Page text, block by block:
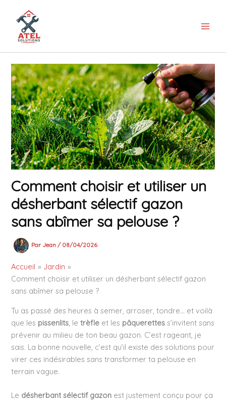
contenu
Comment choisir et utiliser un
désherbant sélectif gazon
sans abîmer sa pelouse ?
Par Jean/ 08/04/2026
Accueil
Jardin
Comment choisir et utiliser un désherbant sélectif gazon
sans abîmer sa pelouse ?
Tu as passé des heures à semer, arroser, tondre… et voilà
que les pissenlits, letrèfle et les pâquerettes s’invitent sans
prévenir au milieu de ton beau gazon. C’est rageant, je
sais. La bonne nouvelle, c’est qu’il existe des solutions pour
virer ces indésirables sans transformer ta pelouse en
terrain vague.
Le désherbant sélectif gazon est justement conçu pour ça